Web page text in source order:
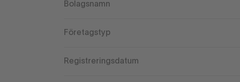
Bolagsnamn
Företagstyp
Registreringsdatum